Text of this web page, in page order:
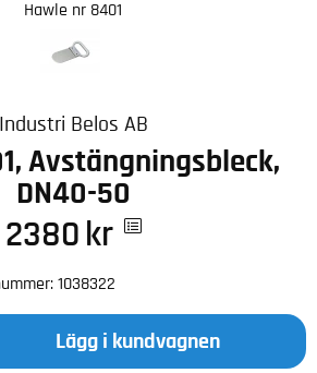
Hawle nr 8401
Industri Belos AB
Avstängningsbleck,
DN40-50
2380 kr
1038322
Lägg i kundvagnen